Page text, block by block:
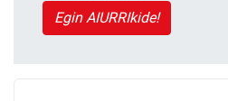
Egin AIURRIkide!